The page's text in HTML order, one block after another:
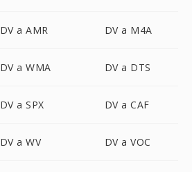
DV a AMR DV a M4A
DV a WMA DV a DTS
DV a SPX DV a CAF
DV a WV DV a VOC